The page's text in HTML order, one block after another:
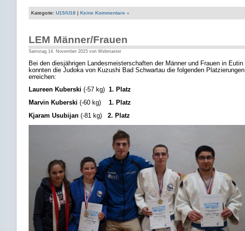
Kategorie: U15/U18 | Keine Kommentare »
LEM Männer/Frauen
Samstag 14. November 2015 von Webmaster
Bei den diesjährigen Landesmeisterschaften der Männer und Frauen in Eutin
konnten die Judoka von Kuzushi Bad Schwartau die folgenden Platzierungen
erreichen:
Laureen Kuberski (-57 kg) 1. Platz
Marvin Kuberski (-60 kg) 1. Platz
Kjaram Usubijan (-81 kg) 2. Platz